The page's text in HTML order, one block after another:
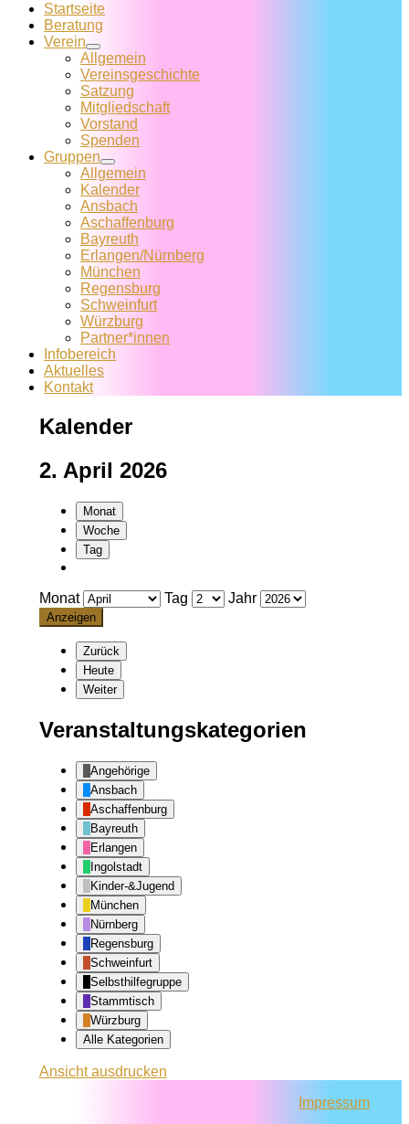
Startseite
Beratung
Verein
Allgemein
Vereins­geschichte
Satzung
Mitglied­schaft
Vorstand
Spenden
Gruppen
Allgemein
Kalender
Ansbach
Aschaffenburg
Bayreuth
Erlangen/Nürnberg
München
Regensburg
Schweinfurt
Würzburg
Partner*innen
Infobereich
Aktuelles
Kontakt
Kalender
2. April 2026
Monat
Woche
Tag
Monat Tag Jahr
Zurück
Heute
Weiter
Veranstaltungskategorien
Angehörige
Ansbach
Aschaffenburg
Bayreuth
Erlangen
Ingolstadt
Kinder-&Jugend
München
Nürnberg
Regensburg
Schweinfurt
Selbsthilfegruppe
Stammtisch
Würzburg
Alle Kategorien
Ansichtausdrucken
Impressum